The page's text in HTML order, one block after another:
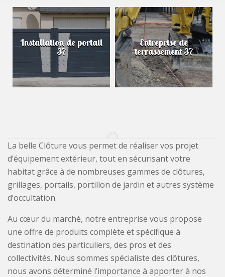
Installation de portail
37
Entreprise de
terrassement 37
La belle Clôture vous permet de réaliser vos projet
d’équipement extérieur, tout en sécurisant votre
habitat grâce à de nombreuses gammes de clôtures,
grillages, portails, portillon de jardin et autres système
d’occultation.
Au cœur du marché, notre entreprise vous propose
une offre de produits complète et spécifique à
destination des particuliers, des pros et des
collectivités. Nous sommes spécialiste des clôtures,
nous avons déterminé l’importance à apporter à nos